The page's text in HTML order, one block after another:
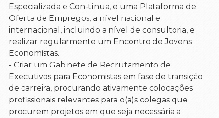
Especializada e Con-tínua, e uma Plataforma de
Oferta de Empregos, a nível nacional e
internacional, incluindo a nível de consultoria, e
realizar regularmente um Encontro de Jovens
Economistas.
- Criar um Gabinete de Recrutamento de
Executivos para Economistas em fase de transição
de carreira, procurando ativamente colocações
profissionais relevantes para o(a)s colegas que
procurem projetos em que seja necessária a